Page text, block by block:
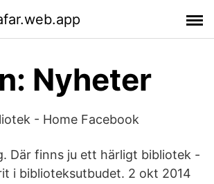
Nyheter
- Home Facebook
Där finns ju ett härligt bibliotek -
i biblioteksutbudet. 2 okt 2014